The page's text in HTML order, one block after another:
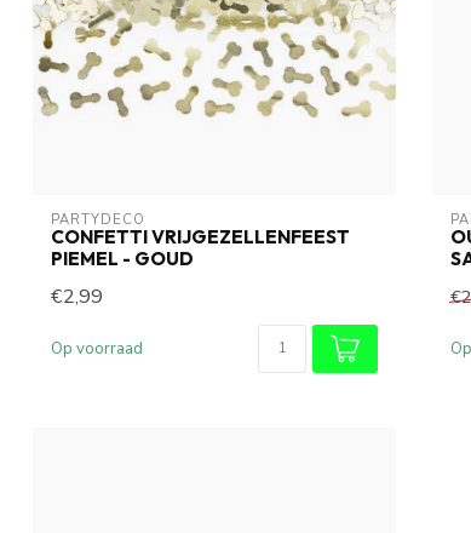
PARTYDECO
CONFETTI VRIJGEZELLENFEEST
PIEMEL - GOUD
€2,99
Op voorraad